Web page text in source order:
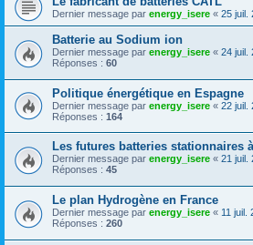
Dernier message par energy_isere « 25 juil.
Batterie au Sodium ion
Dernier message par energy_isere « 24 juil.
Réponses : 60
Politique énergétique en Espagne
Dernier message par energy_isere « 22 juil.
Réponses : 164
Les futures batteries stationnaires
Dernier message par energy_isere « 21 juil.
Réponses : 45
Le plan Hydrogène en France
Dernier message par energy_isere « 11 juil.
Réponses : 260